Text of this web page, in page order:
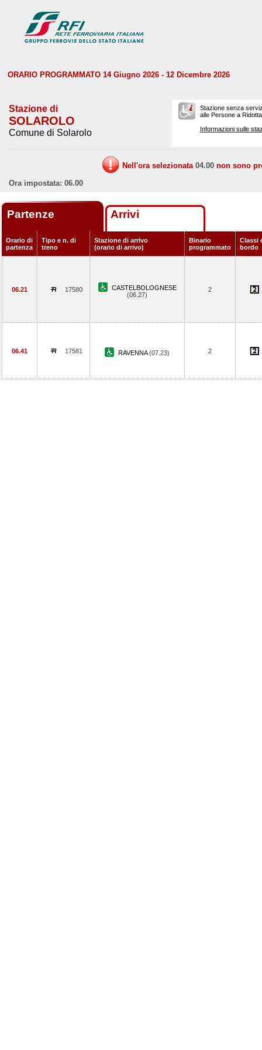
ORARIO PROGRAMMATO 14 Giugno 2026 - 12 Dicembre 2026
Stazione di
SOLAROLO
Comune di Solarolo
Stazione senza
alle Persone a
Informazioni sulle
Nell'ora selezionata 04.00 non sono
Ora impostata: 06.00
Partenze Arrivi
Orario di
partenza
Tipo e n. di
treno
Stazione di arrivo
(orario di arrivo)
Binario
programmato
Classi
bordo
06.21 17580
CASTELBOLOGNESE
(06.27)
2
06.41 17581 RAVENNA(07.23) 2